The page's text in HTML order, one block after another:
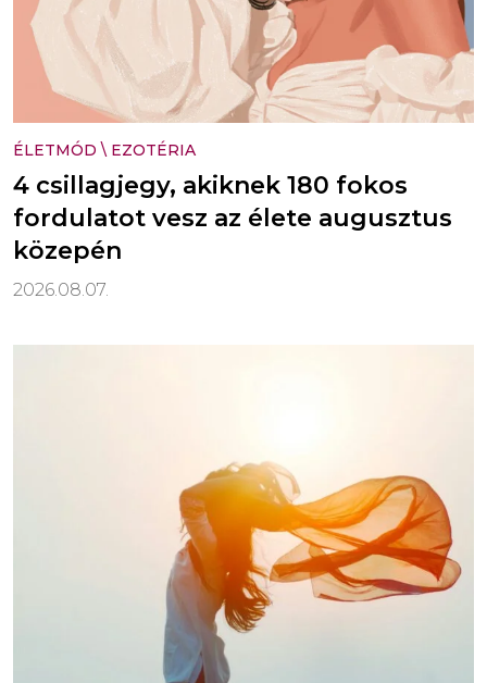
ÉLETMÓD \ EZOTÉRIA
4 csillagjegy, akiknek 180 fokos
fordulatot vesz az élete augusztus
közepén
2026.08.07.